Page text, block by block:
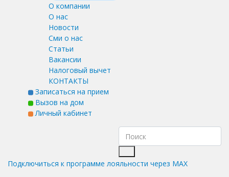
О компании
О нас
Новости
Сми о нас
Статьи
Вакансии
Налоговый вычет
КОНТАКТЫ
Записаться на прием
Вызов на дом
Личный кабинет
Подключиться к программе лояльности через MAX